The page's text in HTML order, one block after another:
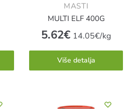
MASTI
MULTI ELF 400G
5.62€ 14.05€/kg
Više detalja